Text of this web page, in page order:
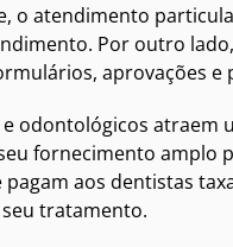
o atendimento
Por outro
aprovações e
odontológicos atraem
fornecimento amplo
aos dentistas
tratamento.